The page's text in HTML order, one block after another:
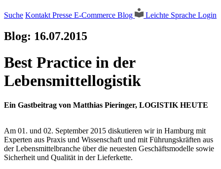
Suche Kontakt Presse E-Commerce Blog Leichte Sprache Login
Blog: 16.07.2015
Best Practice in der
Lebensmittellogistik
Ein Gastbeitrag von Matthias Pieringer, LOGISTIK HEUTE
Am 01. und 02. September 2015 diskutieren wir in Hamburg mit
Experten aus Praxis und Wissenschaft und mit Führungskräften aus
der Lebensmittelbranche über die neuesten Geschäftsmodelle sowie
Sicherheit und Qualität in der Lieferkette.